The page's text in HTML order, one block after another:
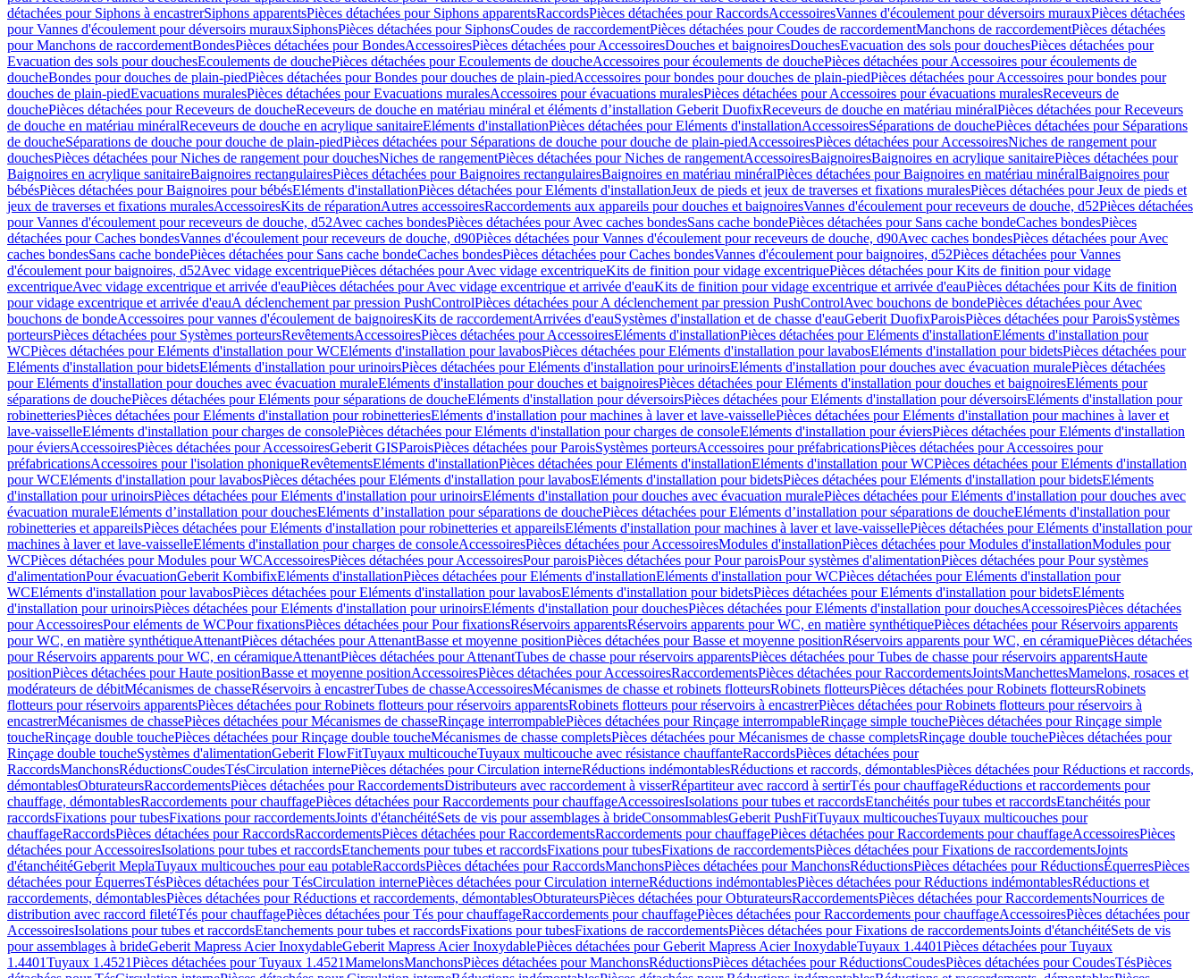
détachées pour Siphons à encastrerSiphons apparentsPièces détachées pour Siphons apparentsRaccordsPièces détachées pour RaccordsAccessoiresVannes d'écoulement pour déversoirs murauxPièces détachées
pour Vannes d'écoulement pour déversoirs murauxSiphonsPièces détachées pour SiphonsCoudes de raccordementPièces détachées pour Coudes de raccordementManchons de raccordementPièces détachées
pour Manchons de raccordementBondesPièces détachées pour BondesAccessoiresPièces détachées pour AccessoiresDouches et baignoiresDouchesEvacuation des sols pour douchesPièces détachées pour
Evacuation des sols pour douchesEcoulements de douchePièces détachées pour Ecoulements de doucheAccessoires pour écoulements de douchePièces détachées pour Accessoires pour écoulements de
doucheBondes pour douches de plain-piedPièces détachées pour Bondes pour douches de plain-piedAccessoires pour bondes pour douches de plain-piedPièces détachées pour Accessoires pour bondes pour
douches de plain-piedEvacuations muralesPièces détachées pour Evacuations muralesAccessoires pour évacuations muralesPièces détachées pour Accessoires pour évacuations muralesReceveurs de
douchePièces détachées pour Receveurs de doucheReceveurs de douche en matériau minéral et éléments d’installation Geberit DuofixReceveurs de douche en matériau minéralPièces détachées pour Receveurs
de douche en matériau minéralReceveurs de douche en acrylique sanitaireEléments d'installationPièces détachées pour Eléments d'installationAccessoiresSéparations de douchePièces détachées pour Séparations
de doucheSéparations de douche pour douche de plain-piedPièces détachées pour Séparations de douche pour douche de plain-piedAccessoiresPièces détachées pour AccessoiresNiches de rangement pour
douchesPièces détachées pour Niches de rangement pour douchesNiches de rangementPièces détachées pour Niches de rangementAccessoiresBaignoiresBaignoires en acrylique sanitairePièces détachées pour
Baignoires en acrylique sanitaireBaignoires rectangulairesPièces détachées pour Baignoires rectangulairesBaignoires en matériau minéralPièces détachées pour Baignoires en matériau minéralBaignoires pour
bébésPièces détachées pour Baignoires pour bébésEléments d'installationPièces détachées pour Eléments d'installationJeux de pieds et jeux de traverses et fixations muralesPièces détachées pour Jeux de pieds et
jeux de traverses et fixations muralesAccessoiresKits de réparationAutres accessoiresRaccordements aux appareils pour douches et baignoiresVannes d'écoulement pour receveurs de douche, d52Pièces détachées
pour Vannes d'écoulement pour receveurs de douche, d52Avec caches bondesPièces détachées pour Avec caches bondesSans cache bondePièces détachées pour Sans cache bondeCaches bondesPièces
détachées pour Caches bondesVannes d'écoulement pour receveurs de douche, d90Pièces détachées pour Vannes d'écoulement pour receveurs de douche, d90Avec caches bondesPièces détachées pour Avec
caches bondesSans cache bondePièces détachées pour Sans cache bondeCaches bondesPièces détachées pour Caches bondesVannes d'écoulement pour baignoires, d52Pièces détachées pour Vannes
d'écoulement pour baignoires, d52Avec vidage excentriquePièces détachées pour Avec vidage excentriqueKits de finition pour vidage excentriquePièces détachées pour Kits de finition pour vidage
excentriqueAvec vidage excentrique et arrivée d'eauPièces détachées pour Avec vidage excentrique et arrivée d'eauKits de finition pour vidage excentrique et arrivée d'eauPièces détachées pour Kits de finition
pour vidage excentrique et arrivée d'eauA déclenchement par pression PushControlPièces détachées pour A déclenchement par pression PushControlAvec bouchons de bondePièces détachées pour Avec
bouchons de bondeAccessoires pour vannes d'écoulement de baignoiresKits de raccordementArrivées d'eauSystèmes d'installation et de chasse d'eauGeberit DuofixParoisPièces détachées pour ParoisSystèmes
porteursPièces détachées pour Systèmes porteursRevêtementsAccessoiresPièces détachées pour AccessoiresEléments d'installationPièces détachées pour Eléments d'installationEléments d'installation pour
WCPièces détachées pour Eléments d'installation pour WCEléments d'installation pour lavabosPièces détachées pour Eléments d'installation pour lavabosEléments d'installation pour bidetsPièces détachées pour
Eléments d'installation pour bidetsEléments d'installation pour urinoirsPièces détachées pour Eléments d'installation pour urinoirsEléments d'installation pour douches avec évacuation muralePièces détachées
pour Eléments d'installation pour douches avec évacuation muraleEléments d'installation pour douches et baignoiresPièces détachées pour Eléments d'installation pour douches et baignoiresEléments pour
séparations de douchePièces détachées pour Eléments pour séparations de doucheEléments d'installation pour déversoirsPièces détachées pour Eléments d'installation pour déversoirsEléments d'installation pour
robinetteriesPièces détachées pour Eléments d'installation pour robinetteriesEléments d'installation pour machines à laver et lave-vaissellePièces détachées pour Eléments d'installation pour machines à laver et
lave-vaisselleEléments d'installation pour charges de consolePièces détachées pour Eléments d'installation pour charges de consoleEléments d'installation pour éviersPièces détachées pour Eléments d'installation
pour éviersAccessoiresPièces détachées pour AccessoiresGeberit GISParoisPièces détachées pour ParoisSystèmes porteursAccessoires pour préfabricationsPièces détachées pour Accessoires pour
préfabricationsAccessoires pour l'isolation phoniqueRevêtementsEléments d'installationPièces détachées pour Eléments d'installationEléments d'installation pour WCPièces détachées pour Eléments d'installation
pour WCEléments d'installation pour lavabosPièces détachées pour Eléments d'installation pour lavabosEléments d'installation pour bidetsPièces détachées pour Eléments d'installation pour bidetsEléments
d'installation pour urinoirsPièces détachées pour Eléments d'installation pour urinoirsEléments d'installation pour douches avec évacuation muralePièces détachées pour Eléments d'installation pour douches avec
évacuation muraleEléments d’installation pour douchesEléments d’installation pour séparations de douchePièces détachées pour Eléments d’installation pour séparations de doucheEléments d'installation pour
robinetteries et appareilsPièces détachées pour Eléments d'installation pour robinetteries et appareilsEléments d'installation pour machines à laver et lave-vaissellePièces détachées pour Eléments d'installation pour
machines à laver et lave-vaisselleEléments d'installation pour charges de consoleAccessoiresPièces détachées pour AccessoiresModules d'installationPièces détachées pour Modules d'installationModules pour
WCPièces détachées pour Modules pour WCAccessoiresPièces détachées pour AccessoiresPour paroisPièces détachées pour Pour paroisPour systèmes d'alimentationPièces détachées pour Pour systèmes
d'alimentationPour évacuationGeberit KombifixEléments d'installationPièces détachées pour Eléments d'installationEléments d'installation pour WCPièces détachées pour Eléments d'installation pour
WCEléments d'installation pour lavabosPièces détachées pour Eléments d'installation pour lavabosEléments d'installation pour bidetsPièces détachées pour Eléments d'installation pour bidetsEléments
d'installation pour urinoirsPièces détachées pour Eléments d'installation pour urinoirsEléments d'installation pour douchesPièces détachées pour Eléments d'installation pour douchesAccessoiresPièces détachées
pour AccessoiresPour eléments de WCPour fixationsPièces détachées pour Pour fixationsRéservoirs apparentsRéservoirs apparents pour WC, en matière synthétiquePièces détachées pour Réservoirs apparents
pour WC, en matière synthétiqueAttenantPièces détachées pour AttenantBasse et moyenne positionPièces détachées pour Basse et moyenne positionRéservoirs apparents pour WC, en céramiquePièces détachées
pour Réservoirs apparents pour WC, en céramiqueAttenantPièces détachées pour AttenantTubes de chasse pour réservoirs apparentsPièces détachées pour Tubes de chasse pour réservoirs apparentsHaute
positionPièces détachées pour Haute positionBasse et moyenne positionAccessoiresPièces détachées pour AccessoiresRaccordementsPièces détachées pour RaccordementsJointsManchettesMamelons, rosaces et
modérateurs de débitMécanismes de chasseRéservoirs à encastrerTubes de chasseAccessoiresMécanismes de chasse et robinets flotteursRobinets flotteursPièces détachées pour Robinets flotteursRobinets
flotteurs pour réservoirs apparentsPièces détachées pour Robinets flotteurs pour réservoirs apparentsRobinets flotteurs pour réservoirs à encastrerPièces détachées pour Robinets flotteurs pour réservoirs à
encastrerMécanismes de chassePièces détachées pour Mécanismes de chasseRinçage interrompablePièces détachées pour Rinçage interrompableRinçage simple touchePièces détachées pour Rinçage simple
toucheRinçage double touchePièces détachées pour Rinçage double toucheMécanismes de chasse completsPièces détachées pour Mécanismes de chasse completsRinçage double touchePièces détachées pour
Rinçage double toucheSystèmes d'alimentationGeberit FlowFitTuyaux multicoucheTuyaux multicouche avec résistance chauffanteRaccordsPièces détachées pour
RaccordsManchonsRéductionsCoudesTésCirculation internePièces détachées pour Circulation interneRéductions indémontablesRéductions et raccords, démontablesPièces détachées pour Réductions et raccords,
démontablesObturateursRaccordementsPièces détachées pour RaccordementsDistributeurs avec raccordement à visserRépartiteur avec raccord à sertirTés pour chauffageRéductions et raccordements pour
chauffage, démontablesRaccordements pour chauffagePièces détachées pour Raccordements pour chauffageAccessoiresIsolations pour tubes et raccordsEtanchéités pour tubes et raccordsEtanchéités pour
raccordsFixations pour tubesFixations pour raccordementsJoints d'étanchéitéSets de vis pour assemblages à brideConsommablesGeberit PushFitTuyaux multicouchesTuyaux multicouches pour
chauffageRaccordsPièces détachées pour RaccordsRaccordementsPièces détachées pour RaccordementsRaccordements pour chauffagePièces détachées pour Raccordements pour chauffageAccessoiresPièces
détachées pour AccessoiresIsolations pour tubes et raccordsEtanchements pour tubes et raccordsFixations pour tubesFixations de raccordementsPièces détachées pour Fixations de raccordementsJoints
d'étanchéitéGeberit MeplaTuyaux multicouches pour eau potableRaccordsPièces détachées pour RaccordsManchonsPièces détachées pour ManchonsRéductionsPièces détachées pour RéductionsÉquerresPièces
détachées pour ÉquerresTésPièces détachées pour TésCirculation internePièces détachées pour Circulation interneRéductions indémontablesPièces détachées pour Réductions indémontablesRéductions et
raccordements, démontablesPièces détachées pour Réductions et raccordements, démontablesObturateursPièces détachées pour ObturateursRaccordementsPièces détachées pour RaccordementsNourrices de
distribution avec raccord filetéTés pour chauffagePièces détachées pour Tés pour chauffageRaccordements pour chauffagePièces détachées pour Raccordements pour chauffageAccessoiresPièces détachées pour
AccessoiresIsolations pour tubes et raccordsEtanchements pour tubes et raccordsFixations pour tubesFixations de raccordementsPièces détachées pour Fixations de raccordementsJoints d'étanchéitéSets de vis
pour assemblages à brideGeberit Mapress Acier InoxydableGeberit Mapress Acier InoxydablePièces détachées pour Geberit Mapress Acier InoxydableTuyaux 1.4401Pièces détachées pour Tuyaux
1.4401Tuyaux 1.4521Pièces détachées pour Tuyaux 1.4521MamelonsManchonsPièces détachées pour ManchonsRéductionsPièces détachées pour RéductionsCoudesPièces détachées pour CoudesTésPièces